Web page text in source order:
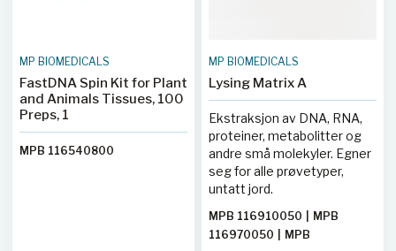
MP BIOMEDICALS
FastDNA Spin Kit for Plant
and Animals Tissues, 100
Preps, 1
MPB 116540800
MP BIOMEDICALS
Lysing Matrix A
Ekstraksjon av DNA, RNA,
proteiner, metabolitter og
andre små molekyler. Egner
seg for alle prøvetyper,
untatt jord.
MPB 116910050
MPB
116970050
MPB